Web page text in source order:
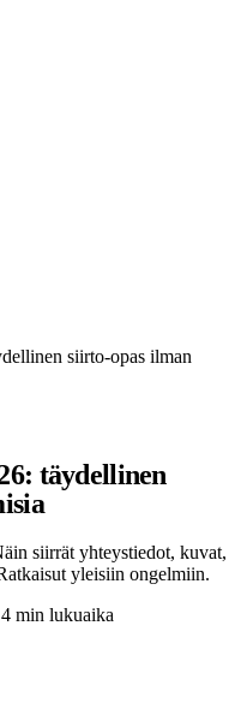
siirto-opas ilman
täydellinen
siirrät yhteystiedot, kuvat,
yleisiin ongelmiin.
4 min lukuaika